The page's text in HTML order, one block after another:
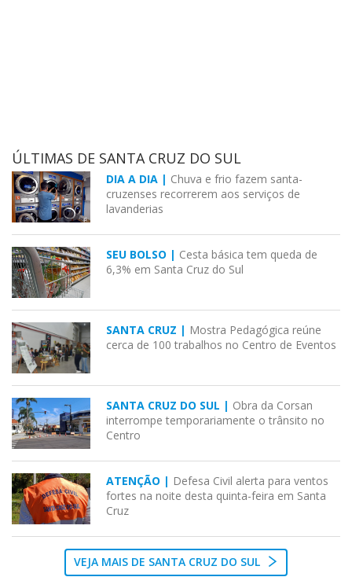
ÚLTIMAS DE SANTA CRUZ DO SUL
DIA A DIA | Chuva e frio fazem santa-
cruzenses recorrerem aos serviços de
lavanderias
SEU BOLSO | Cesta básica tem queda de
6,3% em Santa Cruz do Sul
SANTA CRUZ | Mostra Pedagógica reúne
cerca de 100 trabalhos no Centro de Eventos
SANTA CRUZ DO SUL | Obra da Corsan
interrompe temporariamente o trânsito no
Centro
ATENÇÃO | Defesa Civil alerta para ventos
fortes na noite desta quinta-feira em Santa
Cruz
VEJA MAIS DE SANTA CRUZ DO SUL